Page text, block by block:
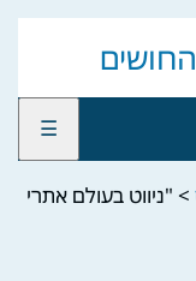
☰
> "ניווט בעולם אתרי